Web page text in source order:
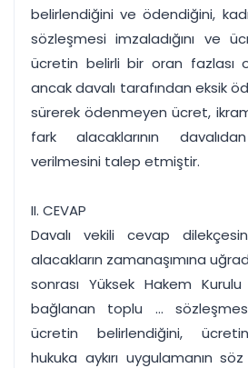
belirlendiğini ve ödendiğini,
sözleşmesi imzaladığını ve
ücretin belirli bir oran fazlası
ancak davalı tarafından eksik
sürerek ödenmeyen ücret,
fark alacaklarının
verilmesini talep etmiştir.
II. CEVAP
Davalı vekili cevap
alacakların zamanaşımına
sonrası Yüksek Hakem
bağlanan toplu ...
ücretin belirlendiğini,
hukuka aykırı uygulamanın söz